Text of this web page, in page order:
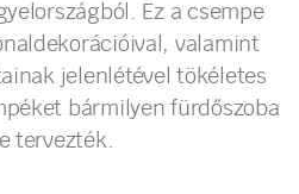
Ez a csempe
valamint
jelenlétével tökéletes
bármilyen fürdőszoba
tervezték.